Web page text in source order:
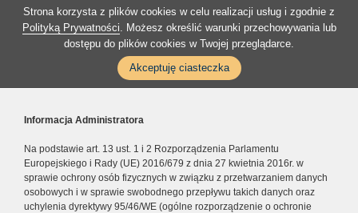
Strona korzysta z plików cookies w celu realizacji usług i zgodnie z
Polityką Prywatności. Możesz określić warunki przechowywania lub
dostępu do plików cookies w Twojej przeglądarce.
Akceptuję ciasteczka
Informacja Administratora
Na podstawie art. 13 ust. 1 i 2 Rozporządzenia Parlamentu
Europejskiego i Rady (UE) 2016/679 z dnia 27 kwietnia 2016r. w
sprawie ochrony osób fizycznych w związku z przetwarzaniem danych
osobowych i w sprawie swobodnego przepływu takich danych oraz
uchylenia dyrektywy 95/46/WE (ogólne rozporządzenie o ochronie